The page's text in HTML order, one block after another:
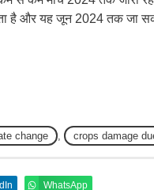
है और यह जून 2024 तक जा
change crops damage
WhatsApp